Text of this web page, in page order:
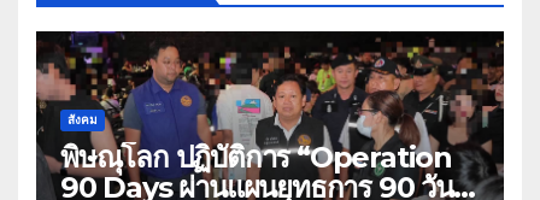
สังคม
พิษณุโลก ปฏิบัติการ “Operation
90 Days ผ่านแผนยุทธการ 90 วัน